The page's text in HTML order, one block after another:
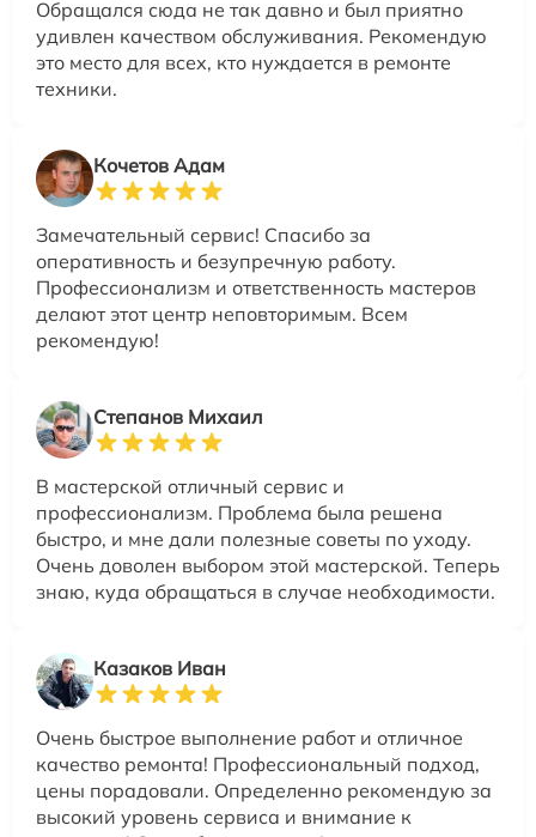
Обращался сюда не так давно и был приятно
удивлен качеством обслуживания. Рекомендую
это место для всех, кто нуждается в ремонте
техники.
Кочетов Адам
Замечательный сервис! Спасибо за
оперативность и безупречную работу.
Профессионализм и ответственность мастеров
делают этот центр неповторимым. Всем
рекомендую!
Степанов Михаил
В мастерской отличный сервис и
профессионализм. Проблема была решена
быстро, и мне дали полезные советы по уходу.
Очень доволен выбором этой мастерской. Теперь
знаю, куда обращаться в случае необходимости.
Казаков Иван
Очень быстрое выполнение работ и отличное
качество ремонта! Профессиональный подход,
цены порадовали. Определенно рекомендую за
высокий уровень сервиса и внимание к